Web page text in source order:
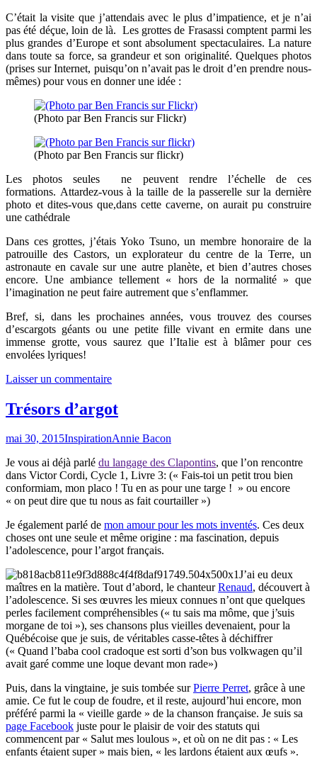
C’était la visite que j’attendais avec le plus d’impatience, et je n’ai
pas été déçue, loin de là. Les grottes de Frasassi comptent parmi les
plus grandes d’Europe et sont absolument spectaculaires. La nature
dans toute sa force, sa grandeur et son originalité. Quelques photos
(prises sur Internet, puisqu’on n’avait pas le droit d’en prendre nous-
mêmes) pour vous en donner une idée :
(Photo par Ben Francis sur Flickr)
(Photo par Ben Francis sur flickr)
Les photos seules ne peuvent rendre l’échelle de ces
formations. Attardez-vous à la taille de la passerelle sur la dernière
photo et dites-vous que,dans cette caverne, on aurait pu construire
une cathédrale
Dans ces grottes, j’étais Yoko Tsuno, un membre honoraire de la
patrouille des Castors, un explorateur du centre de la Terre, un
astronaute en cavale sur une autre planète, et bien d’autres choses
encore. Une ambiance tellement « hors de la normalité » que
l’imagination ne peut faire autrement que s’enflammer.
Bref, si, dans les prochaines années, vous trouvez des courses
d’escargots géants ou une petite fille vivant en ermite dans une
immense grotte, vous saurez que l’Italie est à blâmer pour ces
envolées lyriques!
Laisser un commentaire
Trésors d’argot
mai 30, 2015InspirationAnnie Bacon
Je vous ai déjà parlé du langage des Clapontins, que l’on rencontre
dans Victor Cordi, Cycle 1, Livre 3: (« Fais-toi un petit trou bien
conformiam, mon placo ! Tu en as pour une targe ! » ou encore
« on peut dire que tu nous as fait courtailler »)
Je également parlé de mon amour pour les mots inventés. Ces deux
choses ont une seule et même origine : ma fascination, depuis
l’adolescence, pour l’argot français.
J’ai eu deux
maîtres en la matière. Tout d’abord, le chanteurRenaud, découvert à
l’adolescence. Si ses œuvres les mieux connues n’ont que quelques
perles facilement compréhensibles (« tu sais ma môme, que j’suis
morgane de toi »), ses chansons plus vieilles devenaient, pour la
Québécoise que je suis, de véritables casse-têtes à déchiffrer
(« Quand l’baba cool cradoque est sorti d’son bus volkwagen qu’il
avait garé comme une loque devant mon rade»)
Puis, dans la vingtaine, je suis tombée surPierre Perret, grâce à une
amie. Ce fut le coup de foudre, et il reste, aujourd’hui encore, mon
préféré parmi la « vieille garde » de la chanson française. Je suis sa
page Facebook juste pour le plaisir de voir des statuts qui
commencent par « Salut mes loulous », et où on ne dit pas : « Les
enfants étaient super » mais bien, « les lardons étaient aux œufs ».